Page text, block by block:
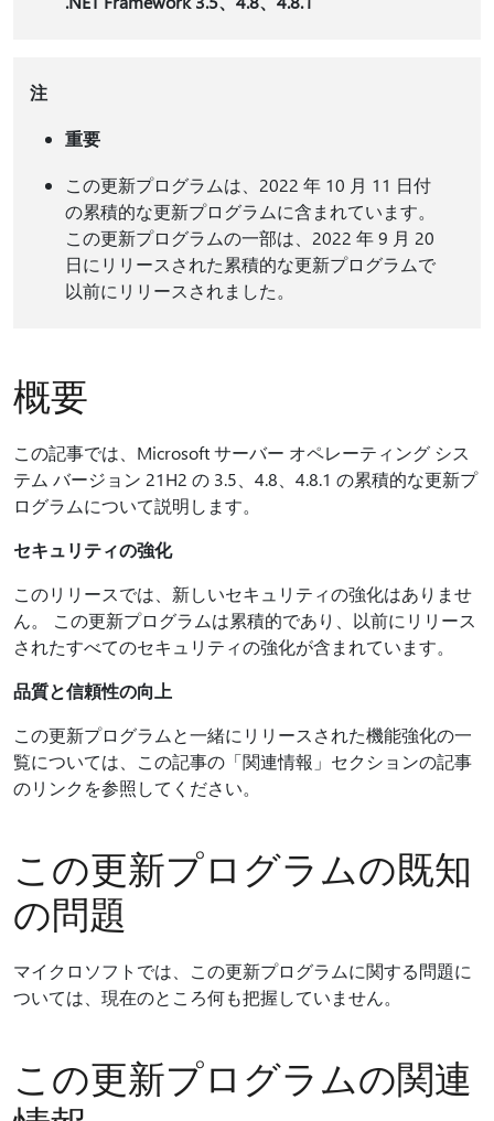
注
重要
この更新プログラムは、2022 年 10 月 11 日付
の累積的な更新プログラムに含まれています。
この更新プログラムの一部は、2022 年 9 月 20
日にリリースされた累積的な更新プログラムで
以前にリリースされました。
概要
この記事では、Microsoft サーバー オペレーティング シス
テム バージョン 21H2 の 3.5、4.8、4.8.1 の累積的な更新プ
ログラムについて説明します。
セキュリティの強化
このリリースでは、新しいセキュリティの強化はありませ
ん。 この更新プログラムは累積的であり、以前にリリース
されたすべてのセキュリティの強化が含まれています。
品質と信頼性の向上
この更新プログラムと一緒にリリースされた機能強化の一
覧については、この記事の「関連情報」セクションの記事
のリンクを参照してください。
この更新プログラムの既知
の問題
マイクロソフトでは、この更新プログラムに関する問題に
ついては、現在のところ何も把握していません。
この更新プログラムの関連